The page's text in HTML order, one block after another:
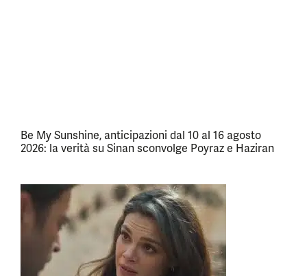
Be My Sunshine, anticipazioni dal 10 al 16 agosto
2026: la verità su Sinan sconvolge Poyraz e Haziran